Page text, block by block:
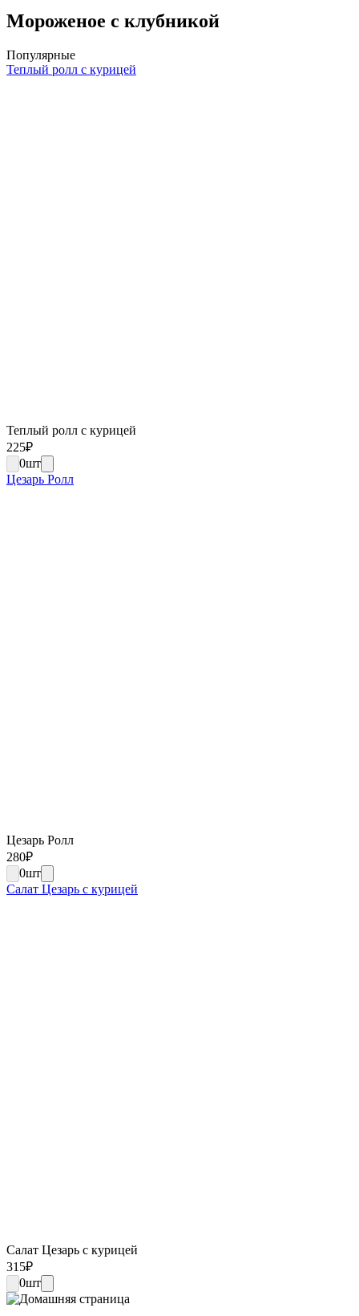
Мороженое с клубникой
Популярные
Теплый ролл с курицей
Теплый ролл с курицей
225₽
0шт
Цезарь Ролл
Цезарь Ролл
280₽
0шт
Салат Цезарь с курицей
Салат Цезарь с курицей
315₽
0шт